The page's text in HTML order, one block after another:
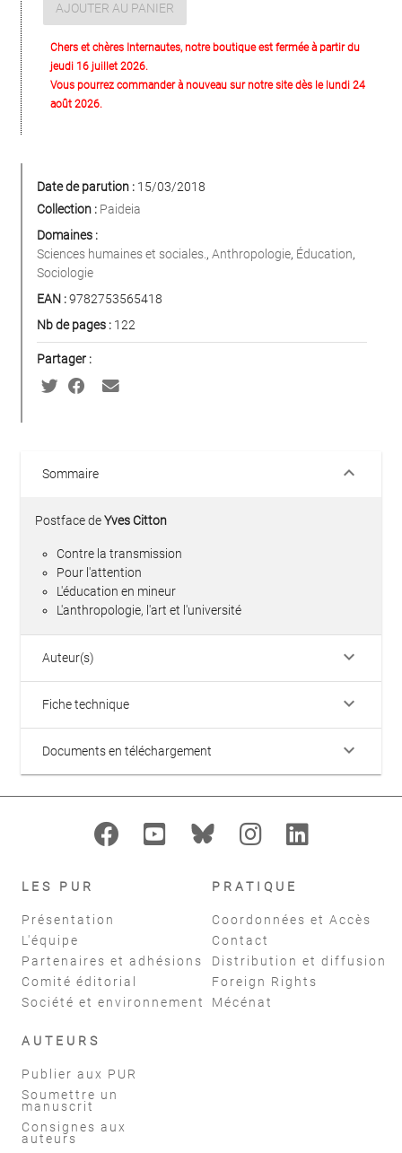
AJOUTER AU PANIER
Chers et chères Internautes, notre boutique est fermée à partir du
jeudi 16 juillet 2026.
Vous pourrez commander à nouveau sur notre site dès le lundi 24
août 2026.
Date de parution : 15/03/2018
Collection : Paideia
Domaines :
Sciences humaines et sociales. , Anthropologie, Éducation,
Sociologie
EAN :9782753565418
Nb de pages : 122
Partager :
Sommaire keyboard_arrow_down
Postface deYves Citton
Contre la transmission
Pour l'attention
L'éducation en mineur
L'anthropologie, l'art et l'université
Auteur(s) keyboard_arrow_down
Fiche technique keyboard_arrow_down
Documents en téléchargement keyboard_arrow_down
LES PUR
Présentation
L'équipe
Partenaires et adhésions
Comité éditorial
Société et environnement
PRATIQUE
Coordonnées et Accès
Contact
Distribution et diffusion
Foreign Rights
Mécénat
AUTEURS
Publier aux PUR
Soumettre un
manuscrit
Consignes aux
auteurs